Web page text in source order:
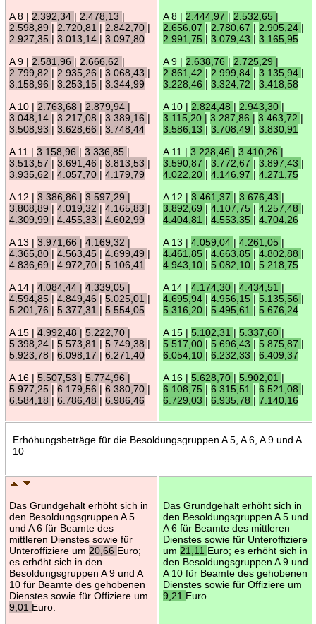
A 8 | 2.392,34 | 2.478,13 |
2.598,89 | 2.720,81 | 2.842,70 |
2.927,35 | 3.013,14 | 3.097,80
A 9 | 2.581,96 | 2.666,62 |
2.799,82 | 2.935,26 | 3.068,43 |
3.158,96 | 3.253,15 | 3.344,99
A 10 | 2.763,68 | 2.879,94 |
3.048,14 | 3.217,08 | 3.389,16 |
3.508,93 | 3.628,66 | 3.748,44
A 11 | 3.158,96 | 3.336,85 |
3.513,57 | 3.691,46 | 3.813,53 |
3.935,62 | 4.057,70 | 4.179,79
A 12 | 3.386,86 | 3.597,29 |
3.808,89 | 4.019,32 | 4.165,83 |
4.309,99 | 4.455,33 | 4.602,99
A 13 | 3.971,66 | 4.169,32 |
4.365,80 | 4.563,45 | 4.699,49 |
4.836,69 | 4.972,70 | 5.106,41
A 14 | 4.084,44 | 4.339,05 |
4.594,85 | 4.849,46 | 5.025,01 |
5.201,76 | 5.377,31 | 5.554,05
A 15 | 4.992,48 | 5.222,70 |
5.398,24 | 5.573,81 | 5.749,38 |
5.923,78 | 6.098,17 | 6.271,40
A 16 | 5.507,53 | 5.774,96 |
5.977,25 | 6.179,56 | 6.380,70 |
6.584,18 | 6.786,48 | 6.986,46
A 8 | 2.444,97 | 2.532,65 |
2.656,07 | 2.780,67 | 2.905,24 |
2.991,75 | 3.079,43 | 3.165,95
A 9 | 2.638,76 | 2.725,29 |
2.861,42 | 2.999,84 | 3.135,94 |
3.228,46 | 3.324,72 | 3.418,58
A 10 | 2.824,48 | 2.943,30 |
3.115,20 | 3.287,86 | 3.463,72 |
3.586,13 | 3.708,49 | 3.830,91
A 11 | 3.228,46 | 3.410,26 |
3.590,87 | 3.772,67 | 3.897,43 |
4.022,20 | 4.146,97 | 4.271,75
A 12 | 3.461,37 | 3.676,43 |
3.892,69 | 4.107,75 | 4.257,48 |
4.404,81 | 4.553,35 | 4.704,26
A 13 | 4.059,04 | 4.261,05 |
4.461,85 | 4.663,85 | 4.802,88 |
4.943,10 | 5.082,10 | 5.218,75
A 14 | 4.174,30 | 4.434,51 |
4.695,94 | 4.956,15 | 5.135,56 |
5.316,20 | 5.495,61 | 5.676,24
A 15 | 5.102,31 | 5.337,60 |
5.517,00 | 5.696,43 | 5.875,87 |
6.054,10 | 6.232,33 | 6.409,37
A 16 | 5.628,70 | 5.902,01 |
6.108,75 | 6.315,51 | 6.521,08 |
6.729,03 | 6.935,78 | 7.140,16
Erhöhungsbeträge für die Besoldungsgruppen A 5, A 6, A 9 und A
10
Das Grundgehalt erhöht sich in
den Besoldungsgruppen A 5
und A 6 für Beamte des
mittleren Dienstes sowie für
Unteroffiziere um 20,66 Euro;
es erhöht sich in den
Besoldungsgruppen A 9 und A
10 für Beamte des gehobenen
Dienstes sowie für Offiziere um
9,01 Euro.
Das Grundgehalt erhöht sich in
den Besoldungsgruppen A 5 und
A 6 für Beamte des mittleren
Dienstes sowie für Unteroffiziere
um 21,11 Euro; es erhöht sich in
den Besoldungsgruppen A 9 und
A 10 für Beamte des gehobenen
Dienstes sowie für Offiziere um
9,21 Euro.